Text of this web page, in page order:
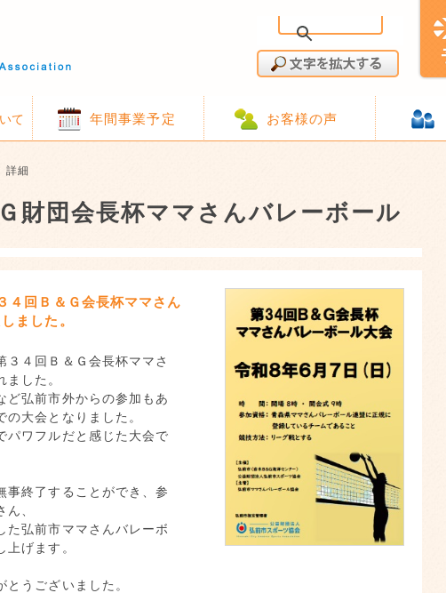
て 年間事業予定 お客様の声
詳細
財団会長杯ママさんバレーボール
４回Ｂ＆Ｇ会長杯ママさん
ました。
３４回Ｂ＆Ｇ会長杯ママさ
した。
ど弘前市外からの参加もあ
の大会となりました。
パワフルだと感じた大会で
終了することができ、参
、
た弘前市ママさんバレーボ
げます。
うございました。